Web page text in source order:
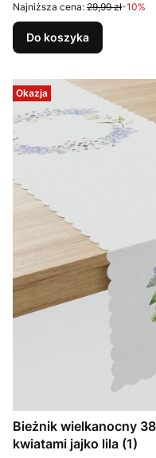
Najniższa cena: 29,99 zł-10%
Do koszyka
Okazja
Bieżnik wielkanocny
kwiatami jajko lila (1)